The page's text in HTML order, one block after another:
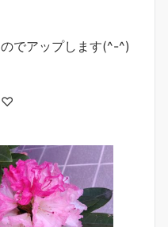
でアップします(^-^)
♡